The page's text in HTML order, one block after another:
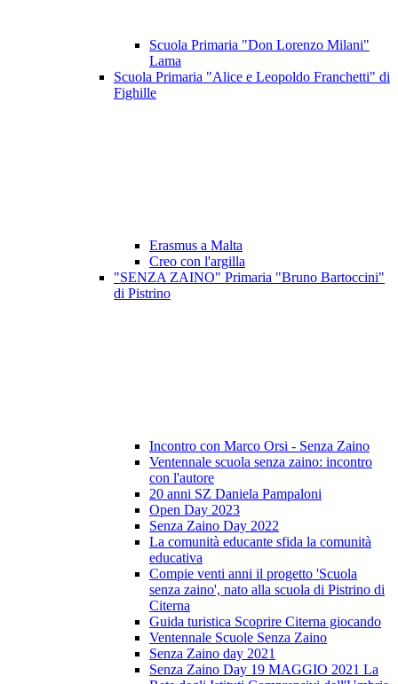
Scuola Primaria "Don Lorenzo Milani"
Lama
Scuola Primaria "Alice e Leopoldo Franchetti" di
Fighille
Erasmus a Malta
Creo con l'argilla
"SENZA ZAINO" Primaria "Bruno Bartoccini"
di Pistrino
Incontro con Marco Orsi - Senza Zaino
Ventennale scuola senza zaino: incontro
con l'autore
20 anni SZ Daniela Pampaloni
Open Day 2023
Senza Zaino Day 2022
La comunità educante sfida la comunità
educativa
Compie venti anni il progetto 'Scuola
senza zaino', nato alla scuola di Pistrino di
Citerna
Guida turistica Scoprire Citerna giocando
Ventennale Scuole Senza Zaino
Senza Zaino day 2021
Senza Zaino Day 19 MAGGIO 2021 La